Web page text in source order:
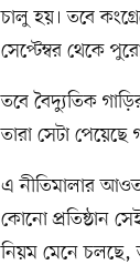
চালু হয়। তবে
সেপ্টেম্বর থেকে
তবে বৈদ্যুতিক
তারা সেটা পেয়েছে
এ নীতিমালার
কোনো প্রতিষ্ঠান
নিয়ম মেনে চলছে,